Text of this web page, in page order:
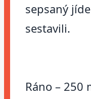
sepsaný
sestavili.
Ráno – 250